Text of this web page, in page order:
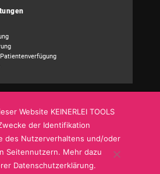
Website KEINERLEI TOOLS
der Identifikation
des Nutzerverhaltens und/oder
Seitennutzern. Mehr dazu
Datenschutzerklärung.